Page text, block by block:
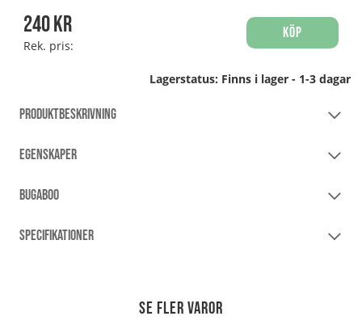
240kr
Rek. pris:
Köp
Lagerstatus: Finns i lager - 1-3 dagar
PRODUKTBESKRIVNING
EGENSKAPER
BUGABOO
SPECIFIKATIONER
Se fler varor